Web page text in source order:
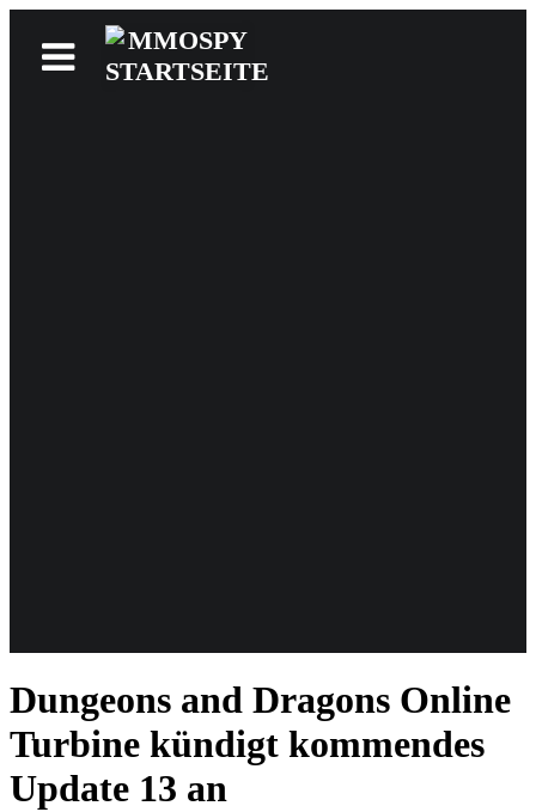
Follow us
Dungeons and Dragons Online
Turbine kündigt kommendes
Update 13 an